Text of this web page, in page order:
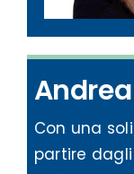
Con una
partire